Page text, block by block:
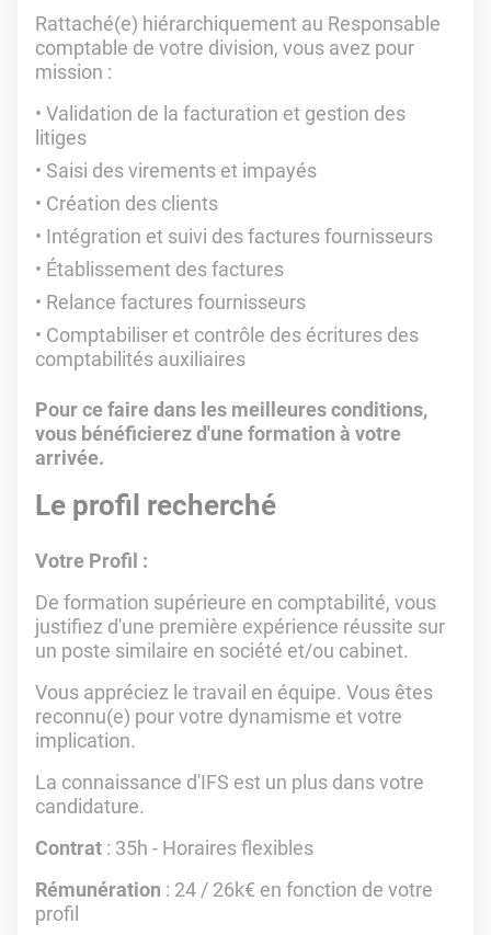
Rattaché(e) hiérarchiquement au Responsable
comptable de votre division, vous avez pour
mission :
Validation de la facturation et gestion des
litiges
Saisi des virements et impayés
Création des clients
Intégration et suivi des factures fournisseurs
Établissement des factures
Relance factures fournisseurs
Comptabiliser et contrôle des écritures des
comptabilités auxiliaires
Pour ce faire dans les meilleures conditions,
vous bénéficierez d'une formation à votre
arrivée.
Le profil recherché
Votre Profil :
De formation supérieure en comptabilité, vous
justifiez d'une première expérience réussite sur
un poste similaire en société et/ou cabinet.
Vous appréciez le travail en équipe. Vous êtes
reconnu(e) pour votre dynamisme et votre
implication.
La connaissance d'IFS est un plus dans votre
candidature.
Contrat : 35h - Horaires flexibles
Rémunération : 24 / 26k€ en fonction de votre
profil